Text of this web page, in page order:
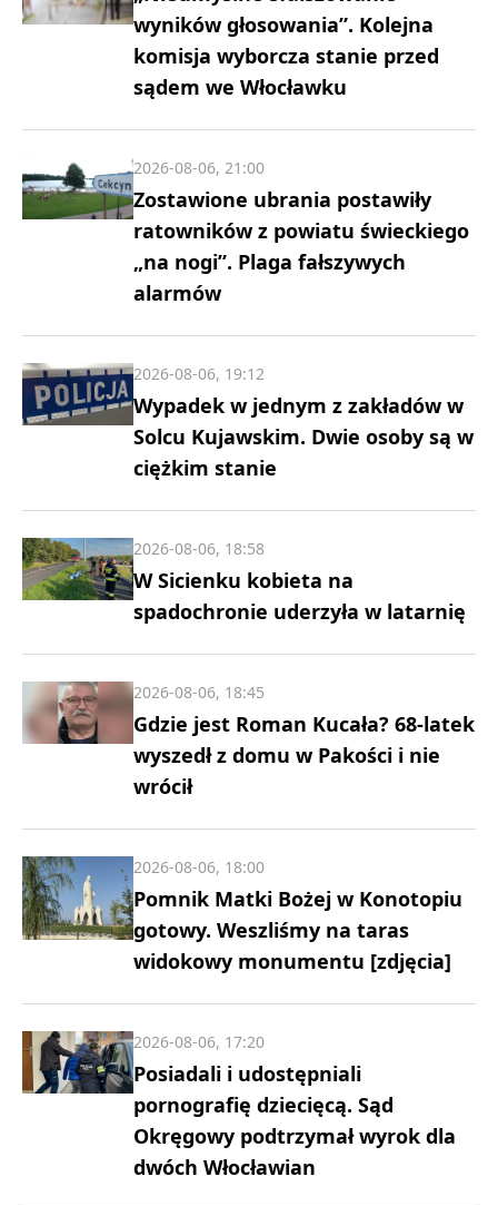
wyników głosowania”. Kolejna
komisja wyborcza stanie przed
sądem we Włocławku
Zostawione ubrania postawiły
ratowników z powiatu świeckiego
„na nogi”. Plaga fałszywych
alarmów
2026-08-06, 21:00
Wypadek w jednym z zakładów w
Solcu Kujawskim. Dwie osoby są w
ciężkim stanie
2026-08-06, 19:12
W Sicienku kobieta na
spadochronie uderzyła w latarnię
2026-08-06, 18:58
Gdzie jest Roman Kucała? 68-latek
wyszedł z domu w Pakości i nie
wrócił
2026-08-06, 18:45
Pomnik Matki Bożej w Konotopiu
gotowy. Weszliśmy na taras
widokowy monumentu [zdjęcia]
2026-08-06, 18:00
Posiadali i udostępniali
pornografię dziecięcą. Sąd
Okręgowy podtrzymał wyrok dla
dwóch Włocławian
2026-08-06, 17:20